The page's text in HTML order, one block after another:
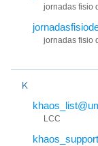
jornadas fisio
jornadas fisio
K
LCC